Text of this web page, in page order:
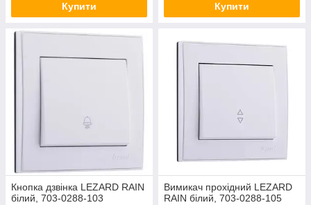
Купити Купити
Кнопка дзвінка LEZARD RAIN
білий, 703-0288-103
Вимикач прохідний LEZARD
RAIN білий, 703-0288-105